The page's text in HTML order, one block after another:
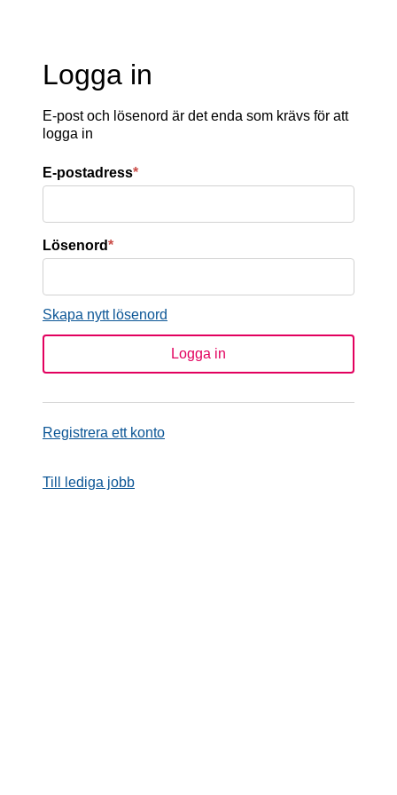
Logga in
E-post och lösenord är det enda som krävs för att
logga in
E-postadress*
Lösenord*
Skapa nytt lösenord
Registrera ett konto
Till lediga jobb